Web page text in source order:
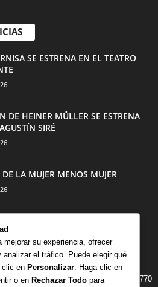
SE ESTRENA EN EL TEATRO
DE HEINER MÜLLER SE ESTRENA
SIRÉ
LA MUJER MENOS MUJER
770
mejorar su experiencia, ofrecer
analizar el tráfico. Puede elegir qué
clic en Personalizar . Haga clic en
o en Rechazar Todo para